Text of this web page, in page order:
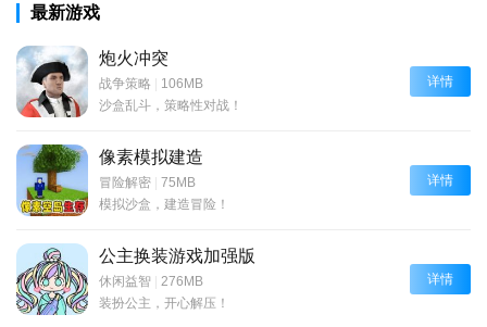
最新游戏
炮火冲突
战争策略 | 106MB
沙盒乱斗，策略性对战！
详情
像素模拟建造
冒险解密 | 75MB
模拟沙盒，建造冒险！
详情
公主换装游戏加强版
休闲益智 | 276MB
装扮公主，开心解压！
详情